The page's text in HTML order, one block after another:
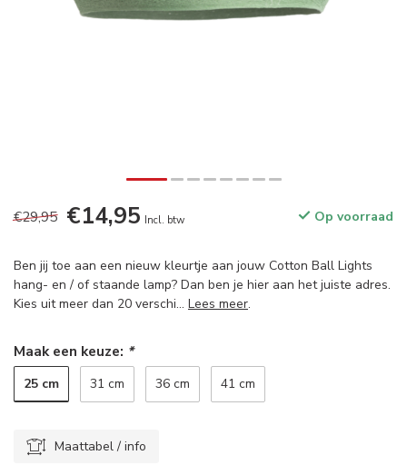
€29,95 €14,95 Incl. btw Op voorraad
Ben jij toe aan een nieuw kleurtje aan jouw Cotton Ball Lights
hang- en / of staande lamp? Dan ben je hier aan het juiste adres.
Kies uit meer dan 20 verschi... Lees meer.
Maak een keuze: *
25 cm 31 cm 36 cm 41 cm
Maattabel / info